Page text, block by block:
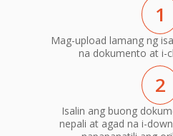
1
Mag-upload lamang ng
na dokumento at i-
2
Isalin ang buong
nepali at agad na i-